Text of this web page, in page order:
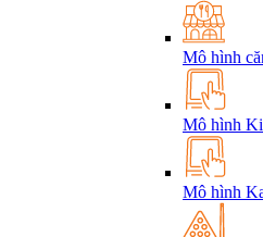
Mô hình
Mô hình
Mô hình